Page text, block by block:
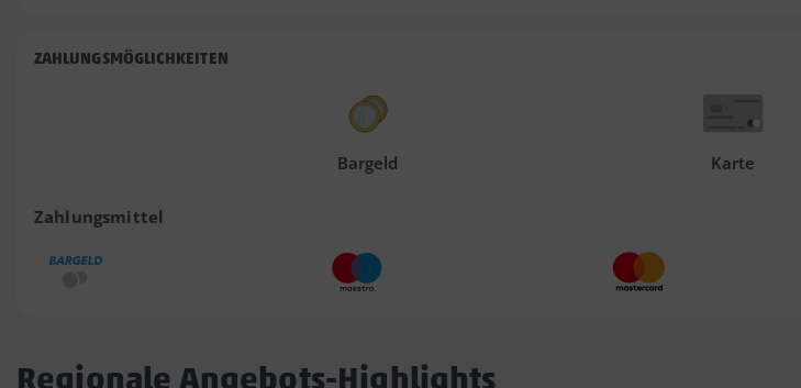
ZAHLUNGSMÖGLICHKEITEN
Bargeld Karte
Zahlungsmittel
Regionale Angebots-Highlights